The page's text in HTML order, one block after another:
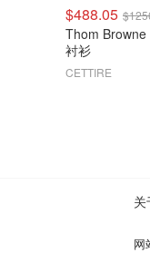
$488.05
Thom Browne
衬衫
CETTIRE
关
网